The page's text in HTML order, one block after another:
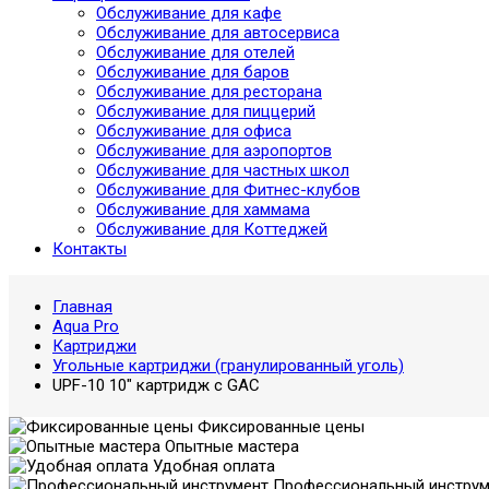
Обслуживание для кафе
Обслуживание для автосервиса
Обслуживание для отелей
Обслуживание для баров
Обслуживание для ресторана
Обслуживание для пиццерий
Обслуживание для офиса
Обслуживание для аэропортов
Обслуживание для частных школ
Обслуживание для Фитнес-клубов
Обслуживание для хаммама
Обслуживание для Коттеджей
Контакты
Главная
Aqua Pro
Картриджи
Угольные картриджи (гранулированный уголь)
UPF-10 10" картридж с GAC
Фиксированные цены
Опытные мастера
Удобная оплата